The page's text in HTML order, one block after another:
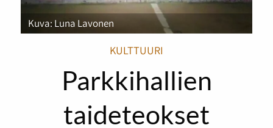
Kuva: Luna Lavonen
KULTTUURI
Parkkihallien
taideteokset